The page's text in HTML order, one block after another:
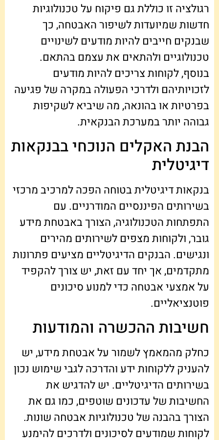
רגולציה זו כוללת גם פיקוח על טכנולוגיות
חדשות שמיועדות לשיפור האבטחה, כך
שבנקים חייבים להיות מודעים לשינויים
טכנולוגיים ולהתאים את עצמם בהתאם.
בנוסף, לקוחות צריכים להיות מודעים
לזכויותיהם ולדרכי הפעולה במקרה של פגיעה
בפרטיות או בהונאה, מה שיביא לשקיפות
גבוהה יותר במערכת הבנקאית.
הבנת האקלים הנוכחי בבנקאות
דיגיטלית
בנקאות דיגיטלית בטוחה הפכה למרכיב מרכזי
בשירותים הפיננסיים המודרניים. עם
התפתחות הטכנולוגיה, הצורך באבטחת מידע
גובר, ולקוחות מצפים לשירותים מהירים
ונגישים. הבנקים הדיגיטליים מציעים פתרונות
מתקדמים, אך יחד עם זאת, יש צורך להקפיד
על אמצעי אבטחה כדי למנוע סיכונים
פוטנציאליים.
חשיבות ההכשרה והמודעות
כחלק מהמאמץ לשמור על אבטחת מידע, יש
להעניק ללקוחות ידע והדרכה לגבי שימוש נכון
בשירותים הדיגיטליים. יש להדגיש את
החשיבות של עדכונים שוטפים, כמו גם את
הצורך בהבנה של טכנולוגיות אבטחה שונות.
לקוחות שמודעים לסיכונים ולדרכים להימנע